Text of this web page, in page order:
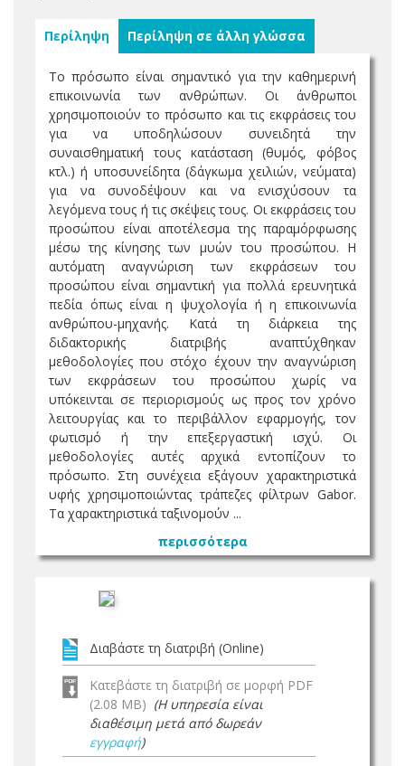
Περίληψη Περίληψη σε άλλη γλώσσα
Το πρόσωπο είναι σημαντικό για την καθημερινή
επικοινωνία των ανθρώπων. Οι άνθρωποι
χρησιμοποιούν το πρόσωπο και τις εκφράσεις του
για να υποδηλώσουν συνειδητά την
συναισθηματική τους κατάσταση (θυμός, φόβος
κτλ.) ή υποσυνείδητα (δάγκωμα χειλιών, νεύματα)
για να συνοδέψουν και να ενισχύσουν τα
λεγόμενα τους ή τις σκέψεις τους. Οι εκφράσεις του
προσώπου είναι αποτέλεσμα της παραμόρφωσης
μέσω της κίνησης των μυών του προσώπου. Η
αυτόματη αναγνώριση των εκφράσεων του
προσώπου είναι σημαντική για πολλά ερευνητικά
πεδία όπως είναι η ψυχολογία ή η επικοινωνία
ανθρώπου-μηχανής. Κατά τη διάρκεια της
διδακτορικής διατριβής αναπτύχθηκαν
μεθοδολογίες που στόχο έχουν την αναγνώριση
των εκφράσεων του προσώπου χωρίς να
υπόκεινται σε περιορισμούς ως προς τον χρόνο
λειτουργίας και το περιβάλλον εφαρμογής, τον
φωτισμό ή την επεξεργαστική ισχύ. Οι
μεθοδολογίες αυτές αρχικά εντοπίζουν το
πρόσωπο. Στη συνέχεια εξάγουν χαρακτηριστικά
υφής χρησιμοποιώντας τράπεζες φίλτρων Gabor.
Τα χαρακτηριστικά ταξινομούν ...
περισσότερα
Διαβάστε τη διατριβή (Online)
Κατεβάστε τη διατριβή σε μορφή PDF
(2.08 MB) (Η υπηρεσία είναι
διαθέσιμη μετά από δωρεάν
εγγραφή)